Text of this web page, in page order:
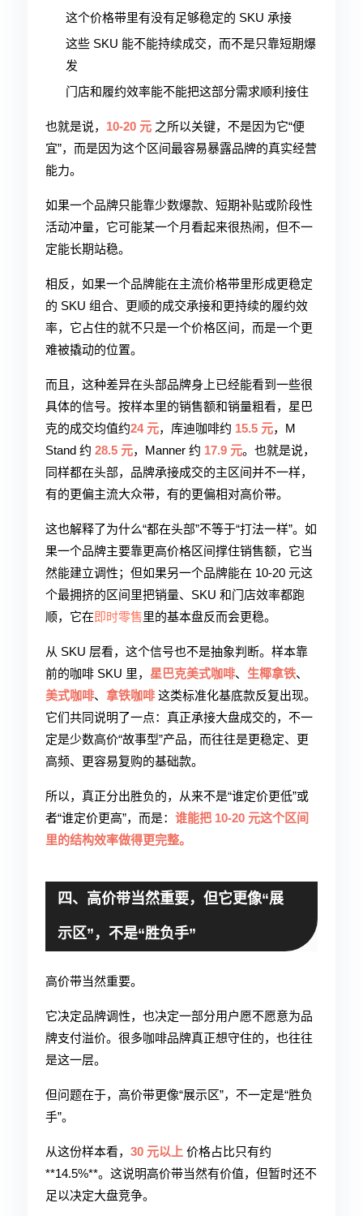
这个价格带里有没有足够稳定的 SKU 承接
这些 SKU 能不能持续成交，而不是只靠短期爆
发
门店和履约效率能不能把这部分需求顺利接住
也就是说， 10-20 元 之所以关键，不是因为它“便
宜”，而是因为这个区间最容易暴露品牌的真实经营
能力。
如果一个品牌只能靠少数爆款、短期补贴或阶段性
活动冲量，它可能某一个月看起来很热闹，但不一
定能长期站稳。
相反，如果一个品牌能在主流价格带里形成更稳定
的 SKU 组合、更顺的成交承接和更持续的履约效
率，它占住的就不只是一个价格区间，而是一个更
难被撬动的位置。
而且，这种差异在头部品牌身上已经能看到一些很
具体的信号。按样本里的销售额和销量粗看，星巴
克的成交均值约24 元，库迪咖啡约 15.5 元，M
Stand 约 28.5 元，Manner 约 17.9 元。也就是说，
同样都在头部，品牌承接成交的主区间并不一样，
有的更偏主流大众带，有的更偏相对高价带。
这也解释了为什么“都在头部”不等于“打法一样”。如
果一个品牌主要靠更高价格区间撑住销售额，它当
然能建立调性；但如果另一个品牌能在 10-20 元这
个最拥挤的区间里把销量、SKU 和门店效率都跑
顺，它在即时零售里的基本盘反而会更稳。
从 SKU 层看，这个信号也不是抽象判断。样本靠
前的咖啡 SKU 里， 星巴克美式咖啡、 生椰拿铁、
美式咖啡、 拿铁咖啡 这类标准化基底款反复出现。
它们共同说明了一点：真正承接大盘成交的，不一
定是少数高价“故事型”产品，而往往是更稳定、更
高频、更容易复购的基础款。
所以，真正分出胜负的，从来不是“谁定价更低”或
者“谁定价更高”，而是： 谁能把 10-20 元这个区间
里的结构效率做得更完整。
四、高价带当然重要，但它更像“展
示区”，不是“胜负手”
高价带当然重要。
它决定品牌调性，也决定一部分用户愿不愿意为品
牌支付溢价。很多咖啡品牌真正想守住的，也往往
是这一层。
但问题在于，高价带更像“展示区”，不一定是“胜负
手”。
从这份样本看， 30 元以上 价格占比只有约
**14.5%**。这说明高价带当然有价值，但暂时还不
足以决定大盘竞争。